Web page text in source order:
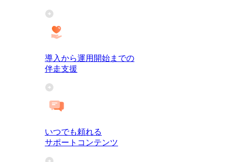
導入から運用開始までの
伴走支援
いつでも頼れる
サポートコンテンツ